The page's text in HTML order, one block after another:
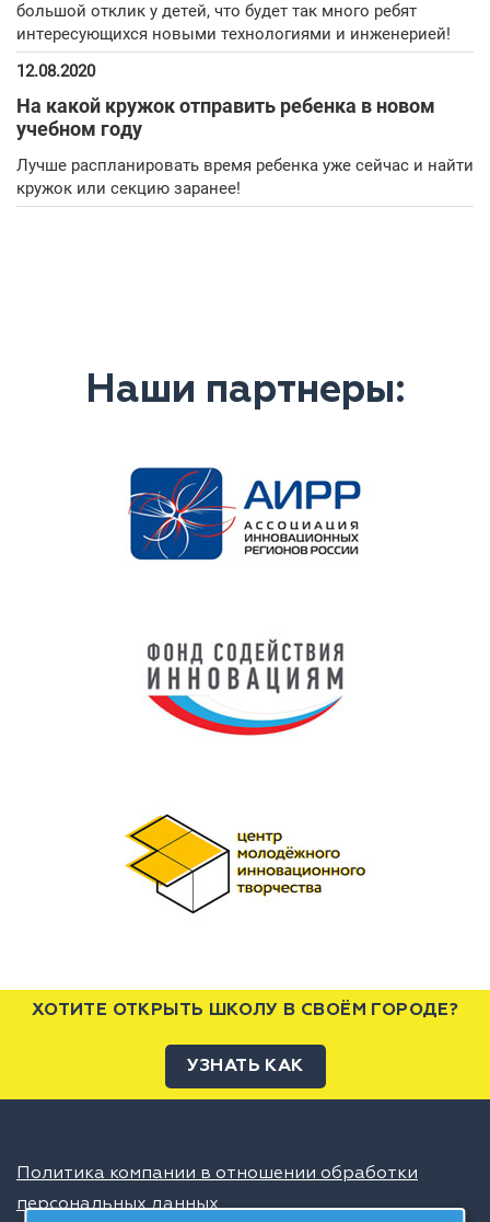
большой отклик у детей, что будет так много ребят
интересующихся новыми технологиями и инженерией!
12.08.2020
На какой кружок отправить ребенка в новом
учебном году
Лучше распланировать время ребенка уже сейчас и найти
кружок или секцию заранее!
Наши партнеры:
ХОТИТЕ ОТКРЫТЬ ШКОЛУ В СВОЁМ ГОРОДЕ?
УЗНАТЬ КАК
Политика компании в отношении обработки
персональных данных